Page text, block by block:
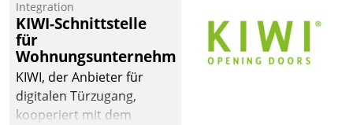
Integration
KIWI-Schnittstelle
für
Wohnungsunternehmen
KIWI, der Anbieter für
digitalen Türzugang,
kooperiert mit dem